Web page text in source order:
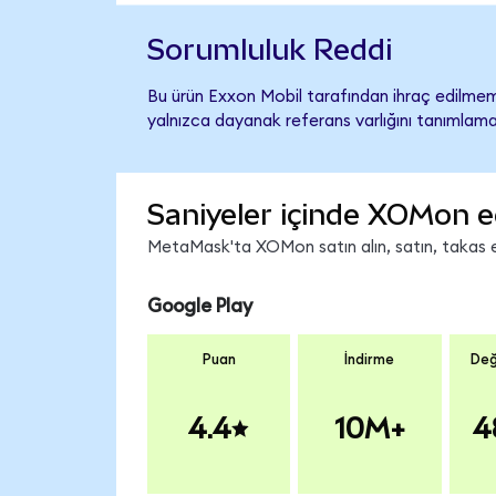
Sorumluluk Reddi
Bu ürün Exxon Mobil tarafından ihraç
yalnızca dayanak referans varlığını
Saniyeler içinde XOMon
MetaMask'ta XOMon satın alın, satın,
Google Play
Puan
4.4
İndirme
10M+